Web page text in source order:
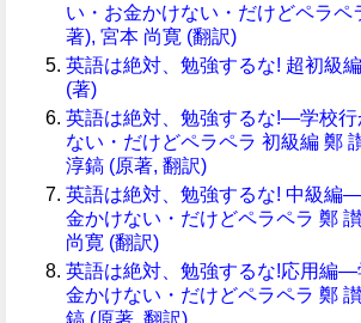
い・お金かけない・だけどペラペ
著), 宮本 尚寛 (翻訳)
英語は絶対、勉強するな! 超初級
(著)
英語は絶対、勉強するな!―学校行
ない・だけどペラペラ 初級編 鄭
淳鎬 (原著, 翻訳)
英語は絶対、勉強するな! 中級編
金かけない・だけどペラペラ 鄭
尚寛 (翻訳)
英語は絶対、勉強するな!応用編―
金かけない・だけどペラペラ 鄭
鎬 (原著, 翻訳)